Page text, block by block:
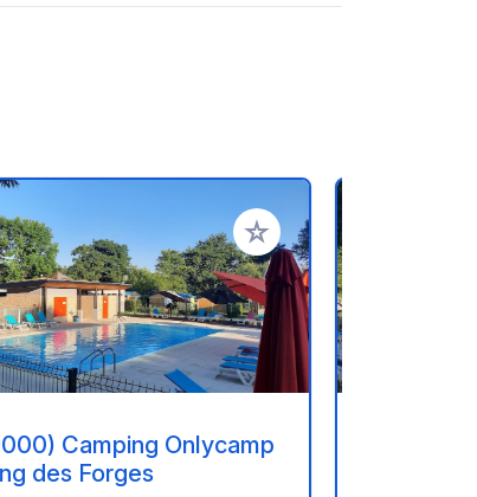
Añadir a tus favoritos
Camping Onlycamp
des Forges